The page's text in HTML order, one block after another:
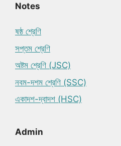
Notes
ষষ্ঠ শ্রেণি
সপ্তম শ্রেণি
অষ্টম শ্রেণি (JSC)
নবম-দশম শ্রেণি (SSC)
একাদশ-দ্বাদশ (HSC)
Admin